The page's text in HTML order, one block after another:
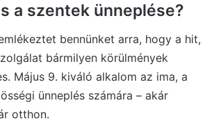
a szentek ünneplése?
bennünket arra, hogy a hit,
bármilyen körülmények
Május 9. kiváló alkalom az ima, a
ünneplés számára – akár
otthon.